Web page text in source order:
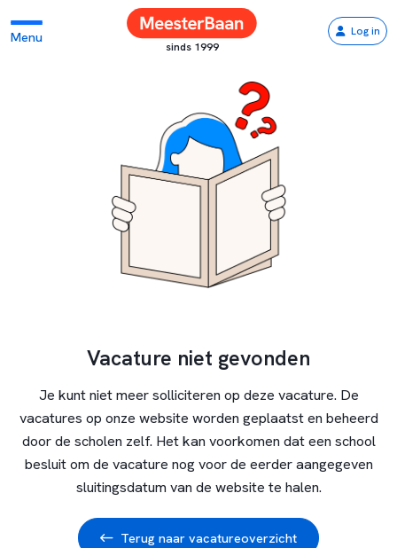
Menu
sinds 1999
Log in
Vacature niet gevonden
Je kunt niet meer solliciteren op deze vacature. De
vacatures op onze website worden geplaatst en beheerd
door de scholen zelf. Het kan voorkomen dat een school
besluit om de vacature nog voor de eerder aangegeven
sluitingsdatum van de website te halen.
Terug naar vacatureoverzicht